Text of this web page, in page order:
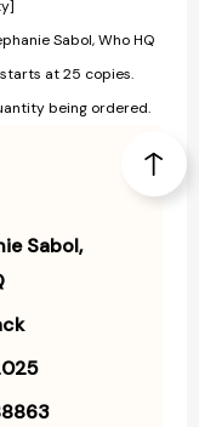
Sabol, Who HQ
at 25 copies.
being ordered.
Sabol